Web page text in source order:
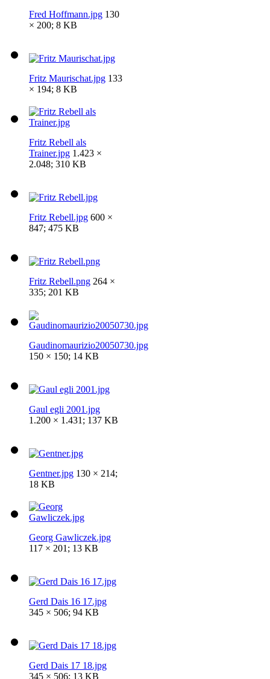
Fred Hoffmann.jpg 130
× 200; 8 KB
Fritz Maurischat.jpg 133
× 194; 8 KB
Fritz Rebell als
Trainer.jpg 1.423 ×
2.048; 310 KB
Fritz Rebell.jpg 600 ×
847; 475 KB
Fritz Rebell.png 264 ×
335; 201 KB
Gaudinomaurizio20050730.jpg
150 × 150; 14 KB
Gaul egli 2001.jpg
1.200 × 1.431; 137 KB
Gentner.jpg 130 × 214;
18 KB
Georg Gawliczek.jpg
117 × 201; 13 KB
Gerd Dais 16 17.jpg
345 × 506; 94 KB
Gerd Dais 17 18.jpg
345 × 506; 13 KB